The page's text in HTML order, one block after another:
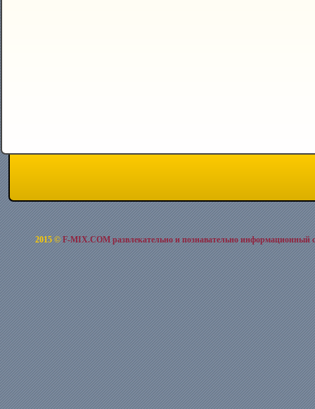
2015 ©F-MIX.COM развлекательно и познавательно информационный